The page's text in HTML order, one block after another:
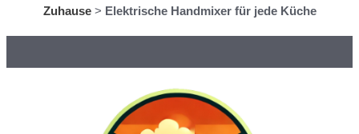
Zuhause> Elektrische Handmixer für jede Küche